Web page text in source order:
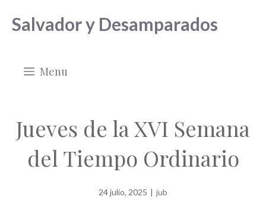
Salvador y Desamparados
Menu
Jueves de la XVI Semana
del Tiempo Ordinario
24 julio, 2025 | jub